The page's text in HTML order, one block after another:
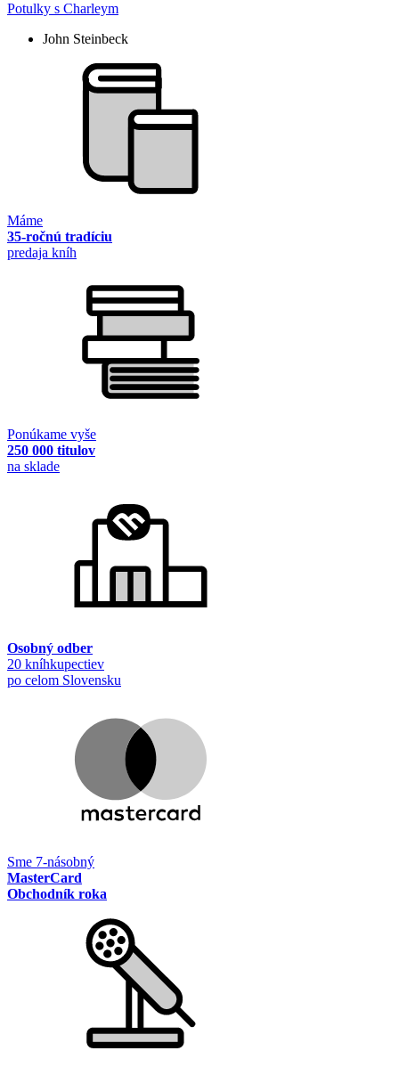
Potulky s Charleym
John Steinbeck
Máme
35-ročnú tradíciu
predaja kníh
Ponúkame vyše
250 000 titulov
na sklade
Osobný odber
20 kníhkupectiev
po celom Slovensku
Sme 7-násobný
MasterCard
Obchodník roka